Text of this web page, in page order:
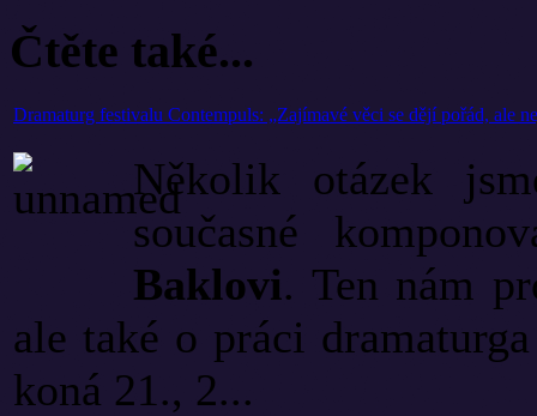
Čtěte také...
Dramaturg festivalu Contempuls: „Zajímavé věci se dějí pořád, ale
Několik otázek
současné
Baklovi. Ten nám
ale také o práci
koná 21., 2...